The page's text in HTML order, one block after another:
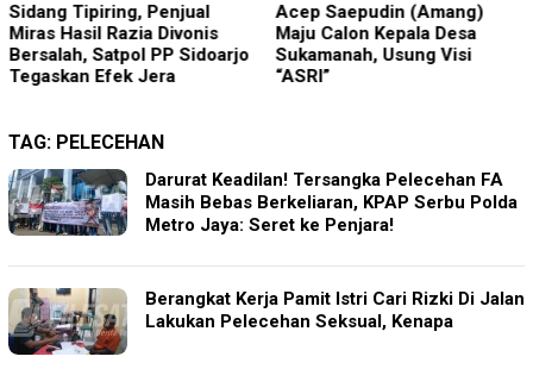
Sidang Tipiring, Penjual
Miras Hasil Razia Divonis
Bersalah, Satpol PP Sidoarjo
Tegaskan Efek Jera
Acep Saepudin (Amang)
Maju Calon Kepala Desa
Sukamanah, Usung Visi
“ASRI”
TAG: PELECEHAN
Darurat Keadilan! Tersangka Pelecehan FA
Masih Bebas Berkeliaran, KPAP Serbu Polda
Metro Jaya: Seret ke Penjara!
Berangkat Kerja Pamit Istri Cari Rizki Di Jalan
Lakukan Pelecehan Seksual, Kenapa